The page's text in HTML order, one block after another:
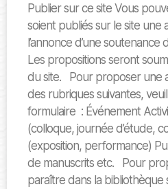
Publier sur ce site Vous
soient publiés sur le site une
l’annonce d’une
Les propositions seront
du site. Pour proposer une
des rubriques suivantes,
formulaire : Événement
(colloque, journée d’étude,
(exposition, performance)
de manuscrits etc. Pour
paraître dans la